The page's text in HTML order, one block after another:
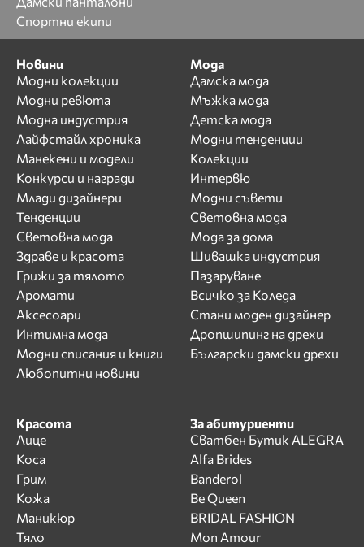
Спортни екипи
Новини
Модни колекции
Модни ревюта
Модна индустрия
Лайфстайл хроника
Манекени и модели
Конкурси и награди
Млади дизайнери
Тенденции
Световна мода
Здраве и красота
Грижи за тялото
Аромати
Аксесоари
Интимна мода
Модни списания и книги
Любопитни новини
Мода
Дамска мода
Мъжка мода
Детска мода
Модни тенденции
Колекции
Интервю
Модни съвети
Световна мода
Мода за дома
Шивашка индустрия
Пазаруване
Всичко за Коледа
Стани моден дизайнер
Дропшипинг на дрехи
Български дамски дрехи
Красота
Лице
Коса
Грим
Кожа
Маникюр
Тяло
За абитуриенти
Сватбен Бутик ALEGRA
Alfa Brides
Banderol
Be Queen
BRIDAL FASHION
Mon Amour